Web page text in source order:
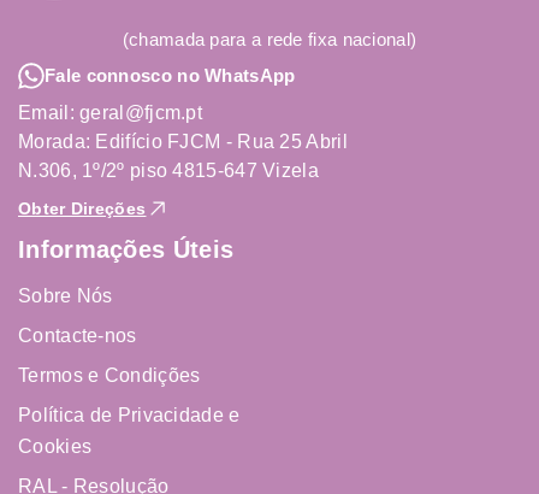
(chamada para a rede fixa nacional)
Fale connosco no WhatsApp
Email: geral@fjcm.pt
Morada: Edifício FJCM - Rua 25 Abril
N.306, 1º/2º piso 4815-647 Vizela
Obter Direções
Informações Úteis
Sobre Nós
Contacte-nos
Termos e Condições
Política de Privacidade e
Cookies
RAL - Resolução